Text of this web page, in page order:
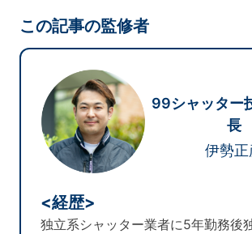
この記事の監修者
99シャッター
長
伊勢正
<経歴>
独立系シャッター業者に5年勤務後